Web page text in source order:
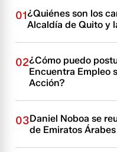
01¿Quiénes son los
Alcaldía de Quito y
02¿Cómo puedo
Encuentra Empleo
Acción?
03Daniel Noboa se
de Emiratos